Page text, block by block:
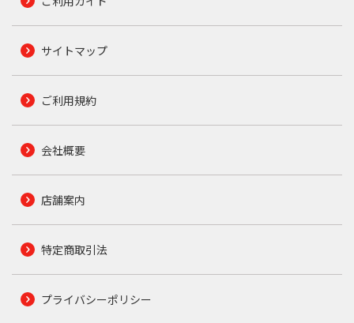
サイトマップ
ご利用規約
会社概要
店舗案内
特定商取引法
プライバシーポリシー